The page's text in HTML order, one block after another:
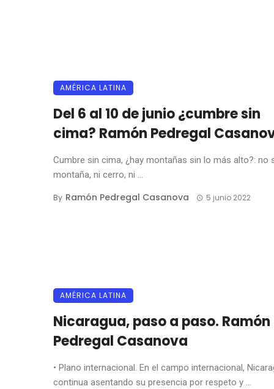
AMÉRICA LATINA
Del 6 al 10 de junio ¿cumbre sin
cima? Ramón Pedregal
Cumbre sin cima, ¿hay montañas sin lo más alto?: no
montaña, ni cerro, ni ...
By Ramón Pedregal Casanova 5 junio 2022
AMÉRICA LATINA
Nicaragua, paso a paso. Ramón
Pedregal Casanova
• Plano internacional. En el campo internacional,
continua asentando su presencia por respeto y ...